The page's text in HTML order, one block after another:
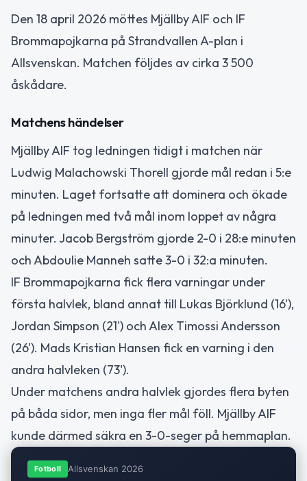
Den 18 april 2026 möttes Mjällby AIF och IF
Brommapojkarna på Strandvallen A-plan i
Allsvenskan. Matchen följdes av cirka 3 500
åskådare.
Matchens händelser
Mjällby AIF tog ledningen tidigt i matchen när
Ludwig Malachowski Thorell gjorde mål redan i 5:e
minuten. Laget fortsatte att dominera och ökade
på ledningen med två mål inom loppet av några
minuter. Jacob Bergström gjorde 2-0 i 28:e minuten
och Abdoulie Manneh satte 3-0 i 32:a minuten.
IF Brommapojkarna fick flera varningar under
första halvlek, bland annat till Lukas Björklund (16'),
Jordan Simpson (21') och Alex Timossi Andersson
(26'). Mads Kristian Hansen fick en varning i den
andra halvleken (73').
Under matchens andra halvlek gjordes flera byten
på båda sidor, men inga fler mål föll. Mjällby AIF
kunde därmed säkra en 3-0-seger på hemmaplan.
Fotboll Allsvenskan 2026